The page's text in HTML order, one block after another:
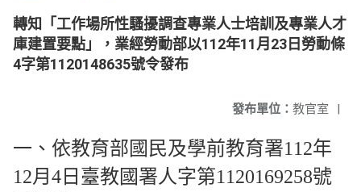
轉知「工作場所性騷擾調查專業人士培訓及專業人才
庫建置要點」，業經勞動部以112年11月23日勞動條
4字第1120148635號令發布
發布單位： 教官室 |
一、依教育部國民及學前教育署112年
12月4日臺教國署人字第1120169258號